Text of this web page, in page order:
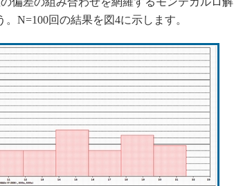
N=100回の結果を図4に示します。